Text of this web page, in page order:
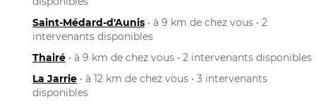
Saint-Médard-d'Aunis • à 9 km de chez vous • 2
intervenants disponibles
Thairé • à 9 km de chez vous • 2 intervenants disponibles
La Jarrie • à 12 km de chez vous • 3 intervenants
disponibles